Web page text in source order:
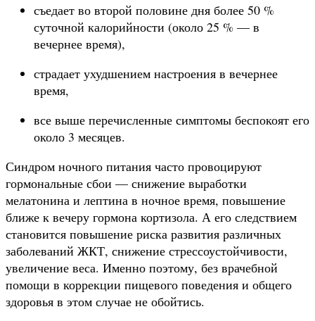
съедает во второй половине дня более 50 %
суточной калорийности (около 25 % — в
вечернее время),
страдает ухудшением настроения в вечернее
время,
все выше перечисленные симптомы беспокоят его
около 3 месяцев.
Синдром ночного питания часто провоцируют
гормональные сбои — снижение выработки
мелатонина и лептина в ночное время, повышение
ближе к вечеру гормона кортизола. А его следствием
становится повышение риска развития различных
заболеваний ЖКТ, снижение стрессоустойчивости,
увеличение веса. Именно поэтому, без врачебной
помощи в коррекции пищевого поведения и общего
здоровья в этом случае не обойтись.